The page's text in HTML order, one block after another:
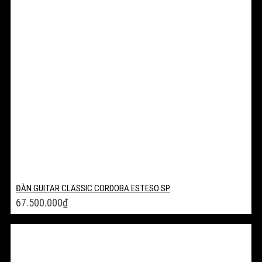
ĐÀN GUITAR CLASSIC CORDOBA ESTESO SP
67.500.000₫